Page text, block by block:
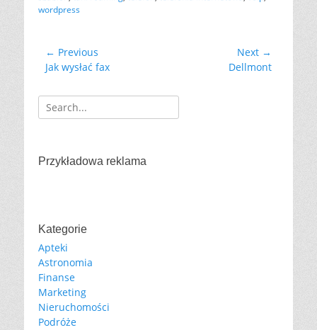
t
s
wordpress
Nawigacja
wpisu
← Previous
Previous
Jak wysłać fax
Next →
Dellmont
Search
for:
Przykładowa reklama
Kategorie
Apteki
Astronomia
Finanse
Marketing
Nieruchomości
Podróże